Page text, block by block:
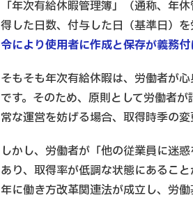
「年次有給休暇管理簿」（通称、年
得した日数、付与した日（基準日）
令により使用者に作成と保存が義務
そもそも年次有給休暇は、労働者が
です。そのため、原則として労働者
常な運営を妨げる場合、取得時季の
しかし、労働者が「他の従業員に迷
あり、取得率が低調な状態にあるこ
年に働き方改革関連法が成立し、労